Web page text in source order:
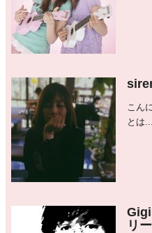
こん
とは...
リ